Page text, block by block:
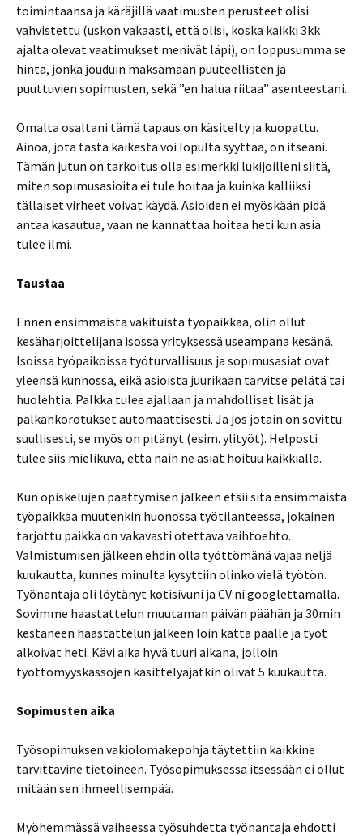
toimintaansa ja käräjillä vaatimusten perusteet olisi
vahvistettu (uskon vakaasti, että olisi, koska kaikki 3kk
ajalta olevat vaatimukset menivät läpi), on loppusumma se
hinta, jonka jouduin maksamaan puuteellisten ja
puuttuvien sopimusten, sekä ”en halua riitaa” asenteestani.
Omalta osaltani tämä tapaus on käsitelty ja kuopattu.
Ainoa, jota tästä kaikesta voi lopulta syyttää, on itseäni.
Tämän jutun on tarkoitus olla esimerkki lukijoilleni siitä,
miten sopimusasioita ei tule hoitaa ja kuinka kalliiksi
tällaiset virheet voivat käydä. Asioiden ei myöskään pidä
antaa kasautua, vaan ne kannattaa hoitaa heti kun asia
tulee ilmi.
Taustaa
Ennen ensimmäistä vakituista työpaikkaa, olin ollut
kesäharjoittelijana isossa yrityksessä useampana kesänä.
Isoissa työpaikoissa työturvallisuus ja sopimusasiat ovat
yleensä kunnossa, eikä asioista juurikaan tarvitse pelätä tai
huolehtia. Palkka tulee ajallaan ja mahdolliset lisät ja
palkankorotukset automaattisesti. Ja jos jotain on sovittu
suullisesti, se myös on pitänyt (esim. ylityöt). Helposti
tulee siis mielikuva, että näin ne asiat hoituu kaikkialla.
Kun opiskelujen päättymisen jälkeen etsii sitä ensimmäistä
työpaikkaa muutenkin huonossa työtilanteessa, jokainen
tarjottu paikka on vakavasti otettava vaihtoehto.
Valmistumisen jälkeen ehdin olla työttömänä vajaa neljä
kuukautta, kunnes minulta kysyttiin olinko vielä työtön.
Työnantaja oli löytänyt kotisivuni ja CV:ni googlettamalla.
Sovimme haastattelun muutaman päivän päähän ja 30min
kestäneen haastattelun jälkeen löin kättä päälle ja työt
alkoivat heti. Kävi aika hyvä tuuri aikana, jolloin
työttömyyskassojen käsittelyajatkin olivat 5 kuukautta.
Sopimusten aika
Työsopimuksen vakiolomakepohja täytettiin kaikkine
tarvittavine tietoineen. Työsopimuksessa itsessään ei ollut
mitään sen ihmeellisempää.
Myöhemmässä vaiheessa työsuhdetta työnantaja ehdotti